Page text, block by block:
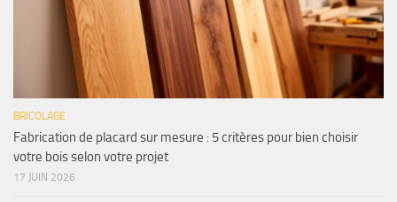
BRICOLAGE
Fabrication de placard sur mesure : 5 critères pour bien choisir
votre bois selon votre projet
17 JUIN 2026